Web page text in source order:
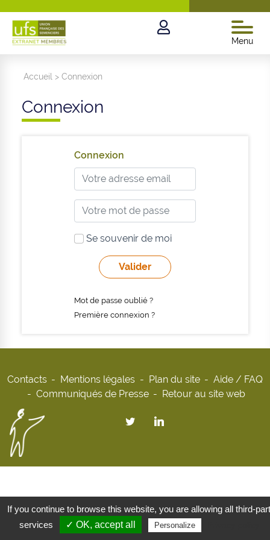
Menu
Accueil >Connexion
Connexion
Connexion
Se souvenir de moi
Mot de passe oublié ?
Première connexion ?
Contacts Mentions légales Plan du site
Aide / FAQ
Communiqués de Presse
Retour au site web
If you continue to browse this website, you are allowing all third-
services
✓ OK, accept all Personalize